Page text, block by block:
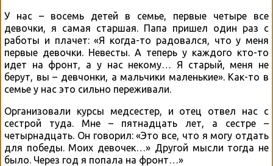
У нас – восемь детей в семье, первые четыре все
девочки, я самая старшая. Папа пришел один раз с
работы и плачет: «Я когда-то радовался, что у меня
первые девочки. Невесты. А теперь у каждого кто-то
идет на фронт, а у нас некому… Я старый, меня не
берут, вы – девчонки, а мальчики маленькие». Как-то в
семье у нас это сильно переживали.
Организовали курсы медсестер, и отец отвел нас с
сестрой туда. Мне – пятнадцать лет, а сестре –
четырнадцать. Он говорил: «Это все, что я могу отдать
для победы. Моих девочек…» Другой мысли тогда не
было. Через год я попала на фронт…»